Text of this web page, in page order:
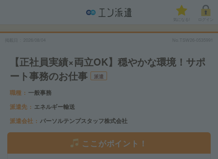
気になる!
2026/08/04 No.TSW26-0535991
【正社員実績×両立OK】穏やかな環境！サポ
ート事務のお仕事
派遣
職種
一般事務
派遣先
エネルギー輸送
派遣会社
パーソルテンプスタッフ株式会社
ここがポイント！